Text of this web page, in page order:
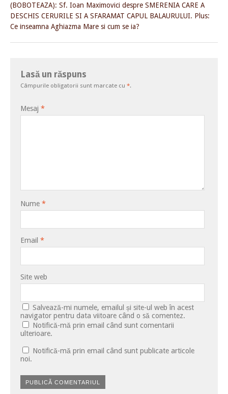
(BOBOTEAZA): Sf. Ioan Maximovici despre SMERENIA CARE A
DESCHIS CERURILE SI A SFARAMAT CAPUL BALAURULUI. Plus:
Ce inseamna Aghiazma Mare si cum se ia?
Lasă un răspuns
Câmpurile obligatorii sunt marcate cu *.
Mesaj *
Nume *
Email *
Site web
Salvează-mi numele, emailul și site-ul web în acest
navigator pentru data viitoare când o să comentez.
Notifică-mă prin email când sunt comentarii
ulterioare.
Notifică-mă prin email când sunt publicate articole
noi.